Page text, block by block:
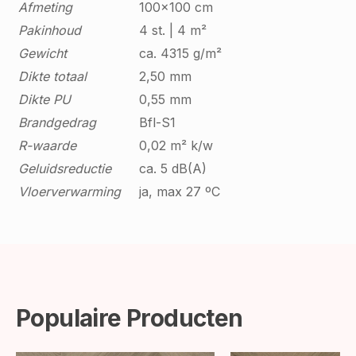
Afmeting
100x100 cm
Pakinhoud
4 st. | 4 m²
Gewicht
ca. 4315 g/m²
Dikte totaal
2,50 mm
Dikte PU
0,55 mm
Brandgedrag
Bfl-S1
R-waarde
0,02 m² k/w
Geluidsreductie
ca. 5 dB(A)
Vloerverwarming
ja, max 27 ºC
Populaire Producten